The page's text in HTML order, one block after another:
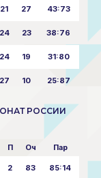
21 27 43:73
24 23 38:76
24 19 31:80
27 10 25:87
РОССИИ
П Оч Пар
2 83 85:14